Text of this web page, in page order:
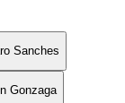
Sanches
Gonzaga